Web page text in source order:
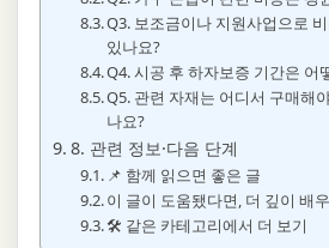
Q3. 보조금이나 지원사업으로
있나요?
Q4. 시공 후 하자보증 기간은 어
Q5. 관련 자재는 어디서 구매해
나요?
8. 관련 정보·다음 단계
📌 함께 읽으면 좋은 글
이 글이 도움됐다면, 더 깊이 배
🛠️ 같은 카테고리에서 더 보기